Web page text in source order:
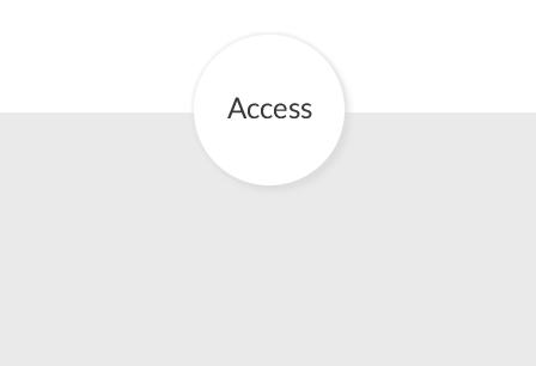
親と子の結びつき支援
母乳育児